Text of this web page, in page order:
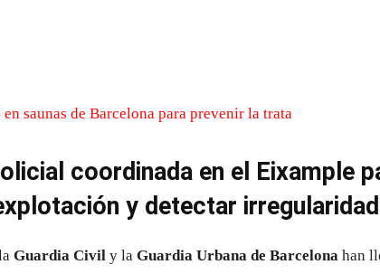
coordinada en el Eixample
y detectar
Guardia Civil y la Guardia Urbana de Barcelona han